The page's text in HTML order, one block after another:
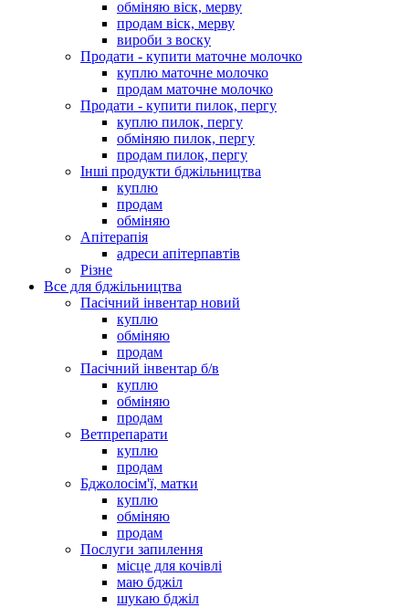
обміняю віск, мерву
продам віск, мерву
вироби з воску
Продати - купити маточне молочко
куплю маточне молочко
продам маточне молочко
Продати - купити пилок, пергу
куплю пилок, пергу
обміняю пилок, пергу
продам пилок, пергу
Інші продукти бджільництва
куплю
продам
обміняю
Апітерапія
адреси апітерпавтів
Різне
Все для бджільництва
Пасічний інвентар новий
куплю
обміняю
продам
Пасічний інвентар б/в
куплю
обміняю
продам
Ветпрепарати
куплю
продам
Бджолосім'ї, матки
куплю
обміняю
продам
Послуги запилення
місце для кочівлі
маю бджіл
шукаю бджіл